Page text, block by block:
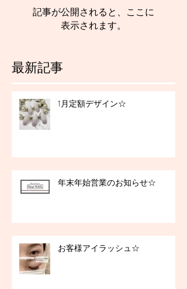
最新記事
記事が公開されると、ここに
表示されます。
1月定額デザイン☆
年末年始営業のお知らせ☆
お客様アイラッシュ☆